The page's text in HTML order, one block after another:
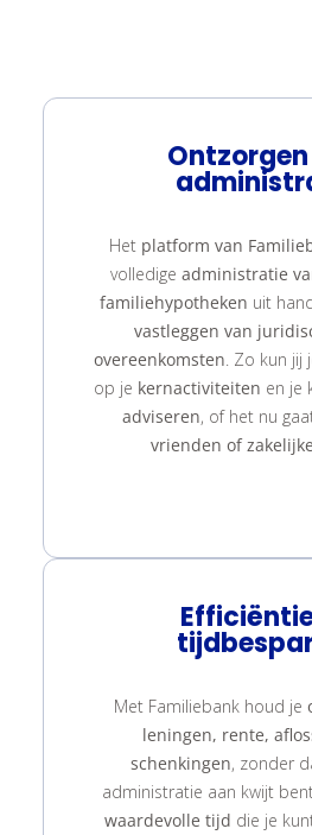
Het platform van
volledige administratie
familiehypotheken uit
vastleggen van
overeenkomsten . Zo kun
op je kernactiviteiten en je
adviseren, of het nu
vrienden of
Met Familiebank houd je
leningen, rente,
schenkingen, zonder
administratie aan kwijt
waardevolle tijd die je